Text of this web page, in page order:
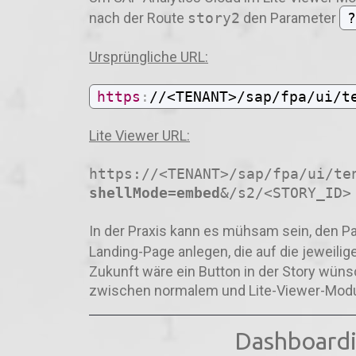
nach der Route story2 den Parameter
Ursprüngliche URL:
https : //<TENANT>/sap/fpa/ui/
Lite Viewer URL:
https://<TENANT>/sap/fpa/ui/
shellMode=embed&/s2/<STORY_ID>
In der Praxis kann es mühsam sein, den
Landing-Page anlegen, die auf die
Zukunft wäre ein Button in der Story
zwischen normalem und Lite-Viewer-